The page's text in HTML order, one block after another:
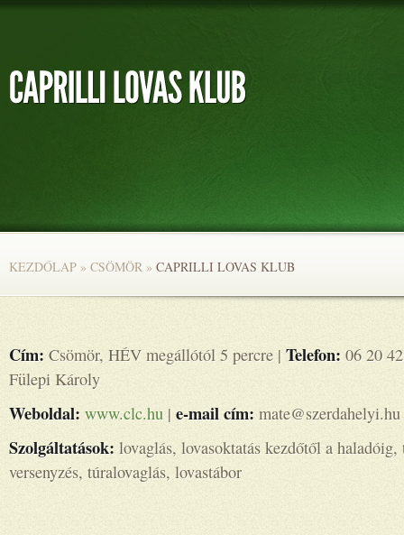
KEZDŐLAP » CSÖMÖR » CAPRILLI LOVAS KLUB
Cím: Csömör, HÉV megállótól 5 percre | Telefon: 06 20
Fülepi Károly
Weboldal: www.clc.hu | e-mail cím: mate@szerdahelyi.hu
Szolgáltatások: lovaglás, lovasoktatás kezdőtől a haladóig,
versenyzés, túralovaglás, lovastábor